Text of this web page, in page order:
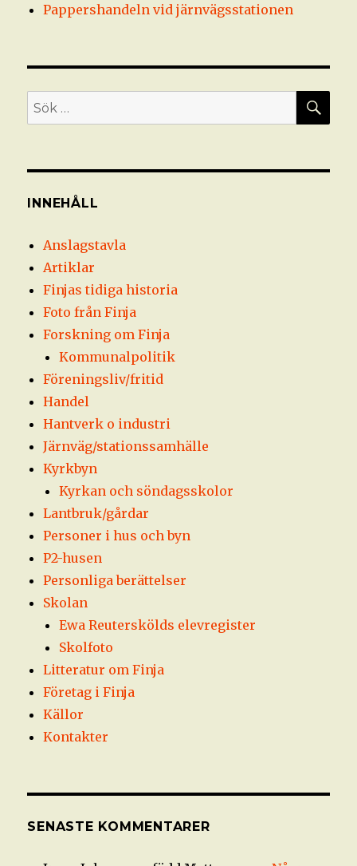
Pappershandeln vid järnvägsstationen
Sök
efter:
INNEHÅLL
Anslagstavla
Artiklar
Finjas tidiga historia
Foto från Finja
Forskning om Finja
Kommunalpolitik
Föreningsliv/fritid
Handel
Hantverk o industri
Järnväg/stationssamhälle
Kyrkbyn
Kyrkan och söndagsskolor
Lantbruk/gårdar
Personer i hus och byn
P2-husen
Personliga berättelser
Skolan
Ewa Reuterskölds elevregister
Skolfoto
Litteratur om Finja
Företag i Finja
Källor
Kontakter
SENASTE KOMMENTARER